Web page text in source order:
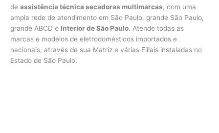
deassistência técnica secadoras multimarcas, com uma
ampla rede de atendimento em São Paulo, grande São Paulo,
grande ABCD e Interior de São Paulo. Atende todas as
marcas e modelos de eletrodomésticos importados e
nacionais, através de sua Matriz e várias Filiais instaladas no
Estado de São Paulo.